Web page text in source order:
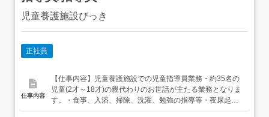
児童養護施設びっき
正社員
仕事内容
【仕事内容】児童養護施設での児童指導員業務・約35名の
児童(2才～18才)の親代わりのお世話が主たる業務となりま
す。・食事、入浴、掃除、洗濯、勉強の指導等・夜尿起こ
し、おむつ交換・調理員が作成したミールキットを調理・